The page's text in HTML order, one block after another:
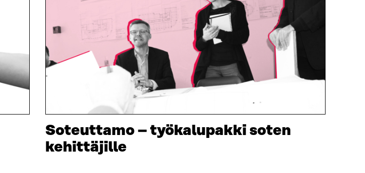
Soteuttamo – työkalupakki soten
kehittäjille